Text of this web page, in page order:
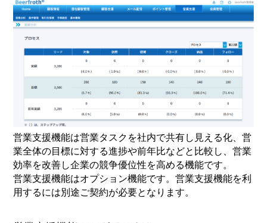
営業支援機能は営業タスクを社内で共有し見える化、営
業全体の目標に対する進捗や前年比などと比較し、営業
効率を改善し企業の競争優位性を高める機能です。
営業支援機能はオプション機能です。営業支援機能を利
用するには別途ご契約が必要となります。